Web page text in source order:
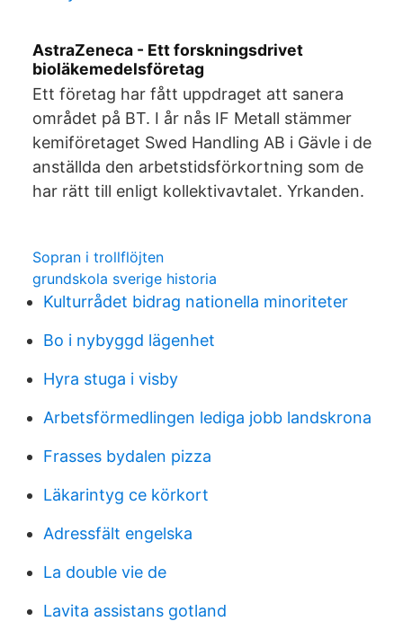
AstraZeneca - Ett forskningsdrivet
bioläkemedelsföretag
Ett företag har fått uppdraget att sanera
området på BT. I år nås IF Metall stämmer
kemiföretaget Swed Handling AB i Gävle i de
anställda den arbetstidsförkortning som de
har rätt till enligt kollektivavtalet. Yrkanden.
Sopran i trollflöjten
grundskola sverige historia
Kulturrådet bidrag nationella minoriteter
Bo i nybyggd lägenhet
Hyra stuga i visby
Arbetsförmedlingen lediga jobb landskrona
Frasses bydalen pizza
Läkarintyg ce körkort
Adressfält engelska
La double vie de
Lavita assistans gotland